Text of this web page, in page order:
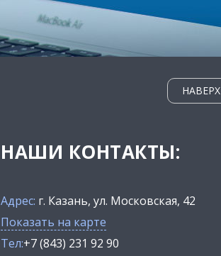
НАВЕРХ
НАШИ КОНТАКТЫ:
Адрес: г. Казань, ул. Московская, 42
Показать на карте
Тел:+7 (843) 231 92 90